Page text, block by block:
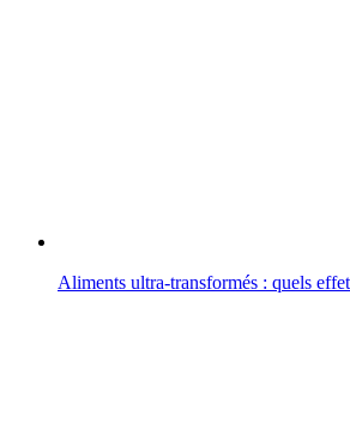
Aliments ultra-transformés : quels